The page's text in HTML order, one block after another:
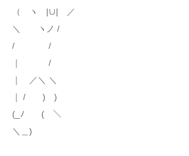
（ ヽ |∪| ／
＼ ヽノ /
/ /
｜ /
｜ ／＼ ＼
｜ / ) )
(_ﾉ ( ＼
＼＿)